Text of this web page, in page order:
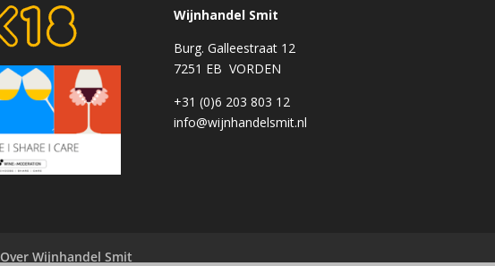
Wijnhandel Smit
Burg. Galleestraat 12
7251 EB VORDEN
+31 (0)6 203 803 12
info@wijnhandelsmit.nl
Over Wijnhandel Smit